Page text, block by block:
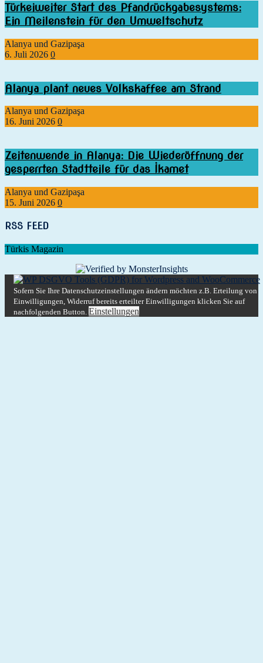
Türkeiweiter Start des Pfandrückgabesystems:
Ein Meilenstein für den Umweltschutz
Alanya und Gazipaşa
6. Juli 2026 0
Alanya plant neues Volkskaffee am Strand
Alanya und Gazipaşa
16. Juni 2026 0
Zeitenwende in Alanya: Die Wiederöffnung der
gesperrten Stadtteile für das İkamet
Alanya und Gazipaşa
15. Juni 2026 0
RSS FEED
Türkis Magazin
Sofern Sie Ihre Datenschutzeinstellungen ändern möchten z.B. Erteilung von
Einwilligungen, Widerruf bereits erteilter Einwilligungen klicken Sie auf
nachfolgenden Button. Einstellungen